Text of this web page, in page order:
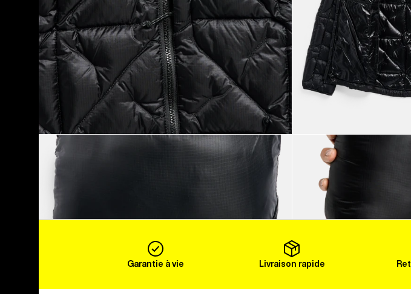
Voir plus
Garantie à vie Livraison rapide